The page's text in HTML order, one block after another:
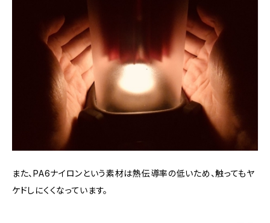
また、PA6ナイロンという素材は熱伝導率の低いため、触ってもヤ
ケドしにくくなっています。